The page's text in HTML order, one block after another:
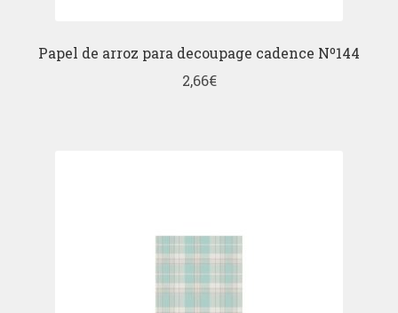
Papel de arroz para decoupage cadence Nº144
2,66€